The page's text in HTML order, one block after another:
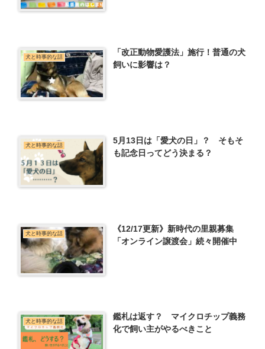
犬と時事的な話
「改正動物愛護法」施行！普通の犬
飼いに影響は？
犬と時事的な話
5月13日は「愛犬の日」？ そもそ
も記念日ってどう決まる？
犬と時事的な話
《12/17更新》新時代の里親募集
「オンライン譲渡会」続々開催中
犬と時事的な話
鑑札は返す？ マイクロチップ義務
化で飼い主がやるべきこと